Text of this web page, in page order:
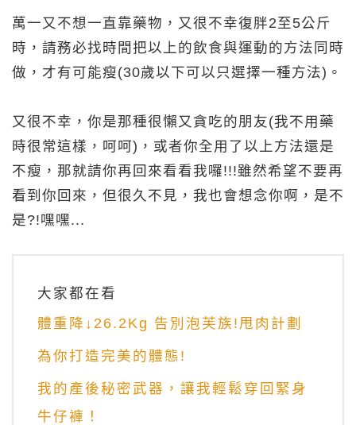
萬一又不想一直靠藥物，又很不幸復胖2至5公斤
時，請務必找時間把以上的飲食與運動的方法同時
做，才有可能瘦(30歲以下可以只選擇一種方法)。
又很不幸，你是那種很懶又貪吃的朋友(我不用藥
時很常這樣，呵呵)，或者你全用了以上方法還是
不瘦，那就請你再回來看看我囉!!!雖然希望不要再
看到你回來，但很久不見，我也會想念你啊，是不
是?!嘿嘿...
大家都在看
體重降↓26.2Kg 告別泡芙族!甩肉計劃
為你打造完美的體態!
我的產後秘密武器，讓我輕鬆穿回緊身
牛仔褲！